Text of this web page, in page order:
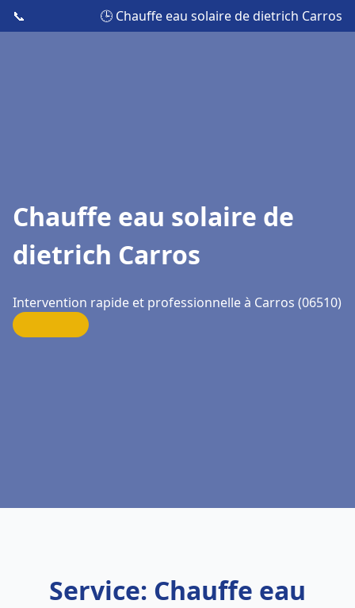
📞 🕒 Chauffe eau solaire de dietrich Carros
Chauffe eau solaire de
dietrich Carros
Intervention rapide et professionnelle à Carros (06510)
Service: Chauffe eau